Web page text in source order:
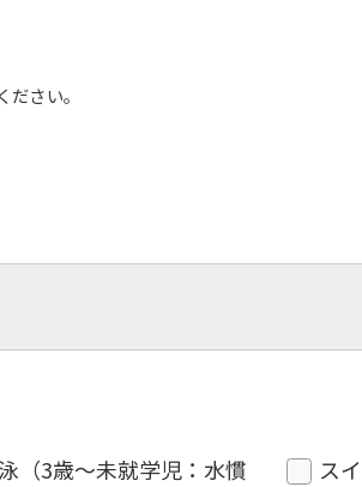
さい。
（3歳〜未就学児：水慣
ス